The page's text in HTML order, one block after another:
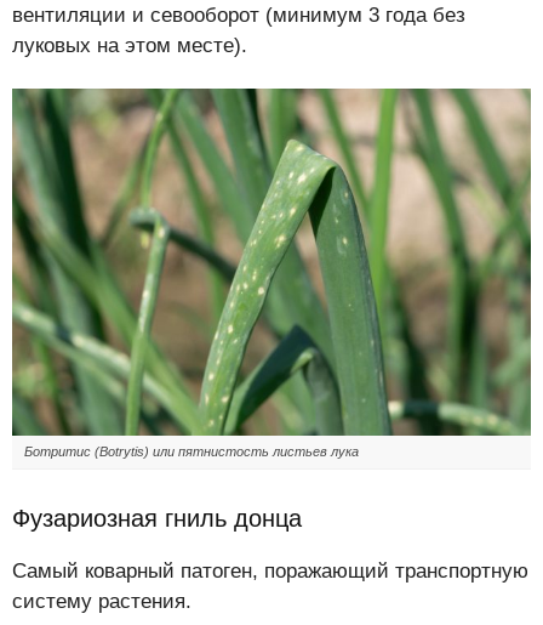
вентиляции и севооборот (минимум 3 года без
луковых на этом месте).
Ботритис (Botrytis) или пятнистость листьев лука
Фузариозная гниль донца
Самый коварный патоген, поражающий транспортную
систему растения.